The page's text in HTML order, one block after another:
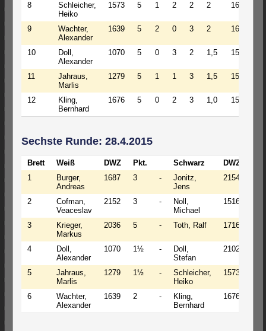
8
Schleicher,
Heiko
1573 5 1 2 2 2 1635
9
Wachter,
Alexander
1639 5 2 0 3 2 1622
10
Doll,
Alexander
1070 5 0 3 2 1,5 1571
11
Jahraus,
Marlis
1279 5 1 1 3 1,5 1523
12
Kling,
Bernhard
1676 5 0 2 3 1,0 1518
Sechste Runde: 28.4.2015
Brett Weiß DWZ Pkt. Schwarz DWZ
1
Burger,
Andreas
1687 3 -
Jonitz,
Jens
2154
2
Cofman,
Veaceslav
2152 3 -
Noll,
Michael
1516
3
Krieger,
Markus
2036 5 - Toth, Ralf 1716
4
Doll,
Alexander
1070 1½ -
Doll,
Stefan
2102
5
Jahraus,
Marlis
1279 1½ -
Schleicher,
Heiko
1573
6
Wachter,
Alexander
1639 2 -
Kling,
Bernhard
1676